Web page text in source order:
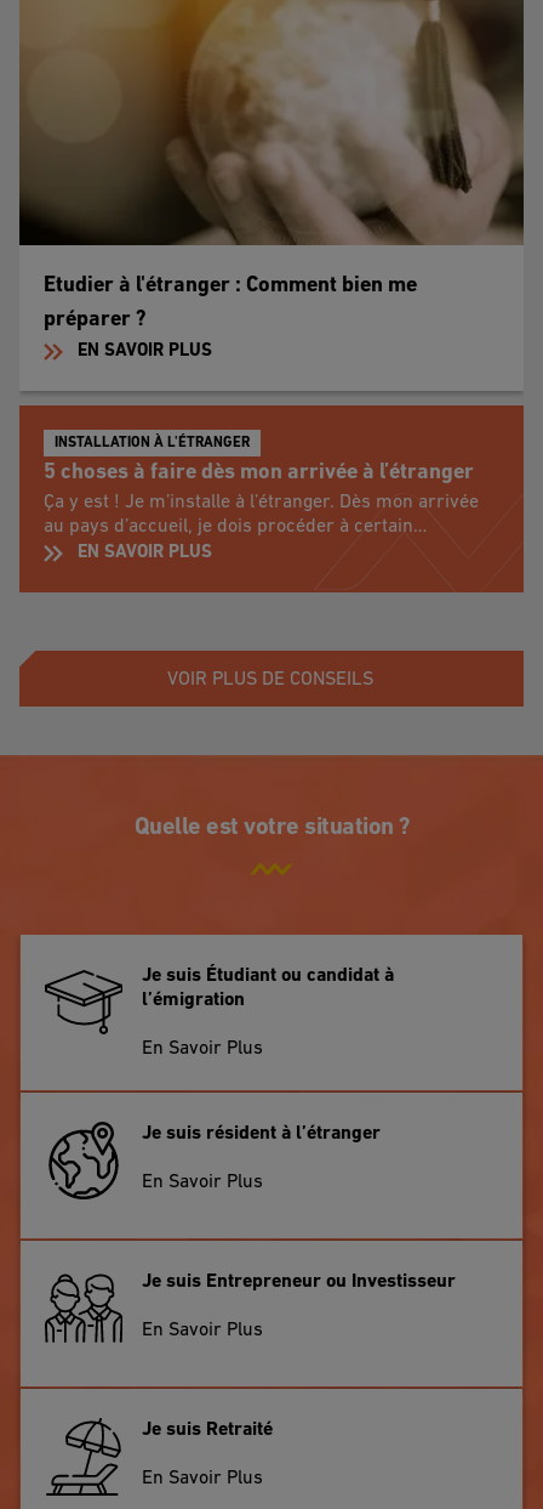
Etudier à l'étranger : Comment bien me
préparer ?
EN SAVOIR PLUS
INSTALLATION À L'ÉTRANGER
5 choses à faire dès mon arrivée à l’étranger
Ça y est ! Je m’installe à l’étranger. Dès mon arrivée
au pays d’accueil, je dois procéder à certain…
EN SAVOIR PLUS
VOIR PLUS DE CONSEILS
Quelle est votre situation ?
Je suis Étudiant ou candidat à
l’émigration
En Savoir Plus
Je suis résident à l’étranger
En Savoir Plus
Je suis Entrepreneur ou Investisseur
En Savoir Plus
Je suis Retraité
En Savoir Plus